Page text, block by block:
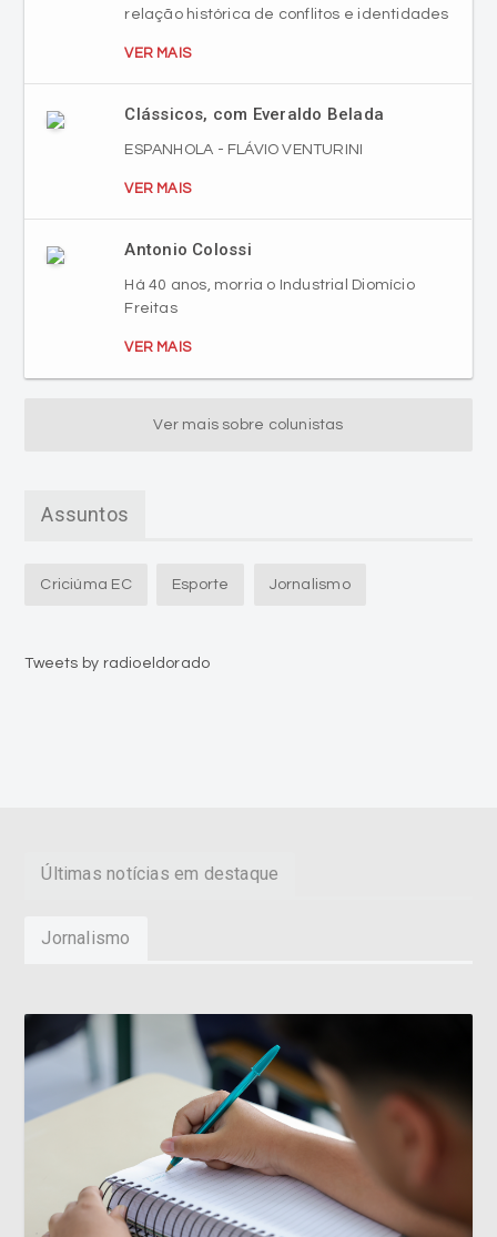
relação histórica de conflitos e identidades
VER MAIS
Clássicos, com Everaldo Belada
ESPANHOLA - FLÁVIO VENTURINI
VER MAIS
Antonio Colossi
Há 40 anos, morria o Industrial Diomício
Freitas
VER MAIS
Ver mais sobre colunistas
Assuntos
Criciúma EC Esporte Jornalismo
Tweets by radioeldorado
Últimas notícias em destaque
Jornalismo